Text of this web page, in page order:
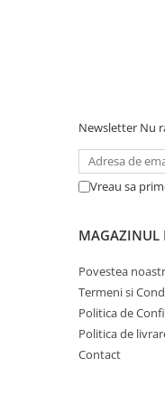
Newsletter Nu
Vreau sa
MAGAZINUL
Povestea
Termeni si
Politica de
Politica de
Contact